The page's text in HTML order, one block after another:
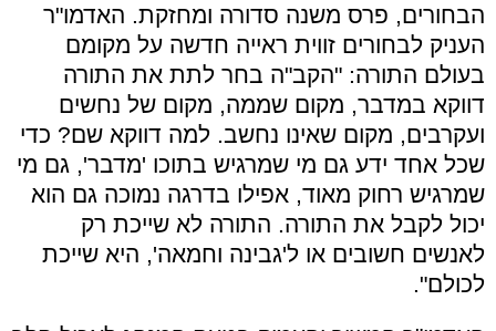
הבחורים, פרס משנה סדורה ומחזקת. האדמו"ר
העניק לבחורים זווית ראייה חדשה על מקומם
בעולם התורה: "הקב"ה בחר לתת את התורה
דווקא במדבר, מקום שממה, מקום של נחשים
ועקרבים, מקום שאינו נחשב. למה דווקא שם? כדי
שכל אחד ידע גם מי שמרגיש בתוכו 'מדבר', גם מי
שמרגיש רחוק מאוד, אפילו בדרגה נמוכה גם הוא
יכול לקבל את התורה. התורה לא שייכת רק
לאנשים חשובים או ל'גבינה וחמאה', היא שייכת
לכולם".